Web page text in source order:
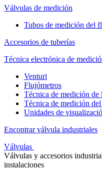
Válvulas de medición
Tubos de medición del
Accesorios de tuberías
Técnica electrónica de
Venturi
Flujómetros
Técnica de medición de
Técnica de medición
Unidades de
Encontrar válvula industriales
Válvulas
Válvulas y accesorios
instalaciones